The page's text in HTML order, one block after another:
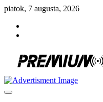
Skip
content
piatok, 7 augusta, 2026